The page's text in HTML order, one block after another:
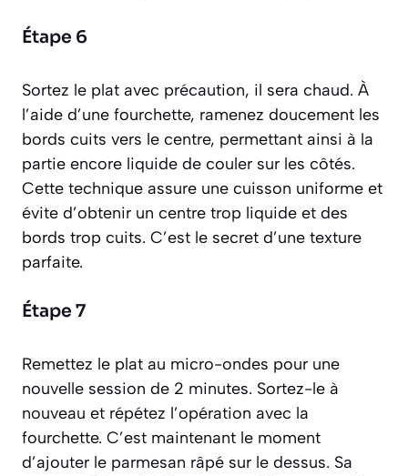
Étape 6
Sortez le plat avec précaution, il sera chaud. À
l’aide d’une fourchette, ramenez doucement les
bords cuits vers le centre, permettant ainsi à la
partie encore liquide de couler sur les côtés.
Cette technique assure une cuisson uniforme et
évite d’obtenir un centre trop liquide et des
bords trop cuits. C’est le secret d’une texture
parfaite.
Étape 7
Remettez le plat au micro-ondes pour une
nouvelle session de 2 minutes. Sortez-le à
nouveau et répétez l’opération avec la
fourchette. C’est maintenant le moment
d’ajouter le parmesan râpé sur le dessus. Sa